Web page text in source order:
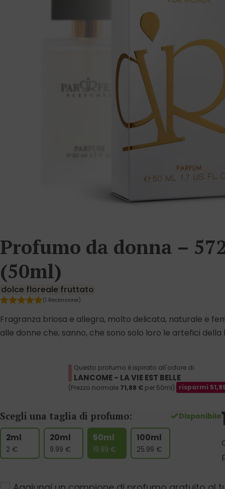
Profumo da donna –
(50ml)
dolce floreale fruttato
(1 Recensione)
Fragranza briosa e allegra, molto delicata, naturale e
alle donne che, sanno, che sono solo loro le artefici
Questo profumo è ispirato all'odore di:
LANCOME - LA VIE EST BELLE
(Prezzo normale 71,88 €per 50ml) risparmi
Scegli una taglia di profumo:
2ml
2 €
20ml
9.99 €
50ml
19.99 €
100ml
25.99 €
Disponibile